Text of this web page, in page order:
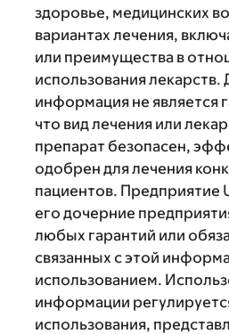
здоровье, медицинских
вариантах лечения,
или преимущества в
использования лекарств.
информация не является
что вид лечения или
препарат безопасен,
одобрен для лечения
пациентов. Предприятие
его дочерние
любых гарантий или
связанных с этой
использованием.
информации
использования,